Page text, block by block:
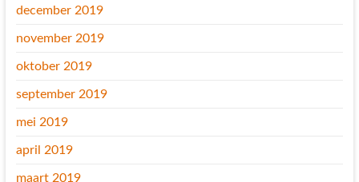
december 2019
november 2019
oktober 2019
september 2019
mei 2019
april 2019
maart 2019